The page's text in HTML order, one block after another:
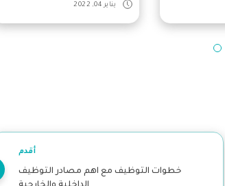
يناير 04, 2022
أقدم
خطوات التوظيف مع اهم مصادر التوظيف